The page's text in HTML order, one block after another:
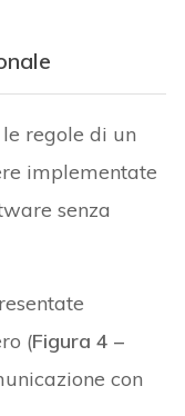
regole di un
implementate
senza
(Figura 4 –
con